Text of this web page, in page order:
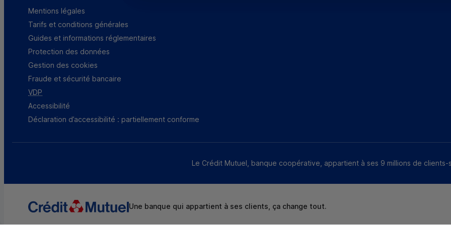
Mentions légales
Tarifs et conditions générales
Guides et informations réglementaires
Protection des données
Gestion des cookies
Fraude et sécurité bancaire
VDP
Accessibilité
Déclaration d’accessibilité : partiellement conforme
Le Crédit Mutuel, banque coopérative, appartient à ses 9 millions de clients-
Une banque qui appartient à ses clients, ça change tout.